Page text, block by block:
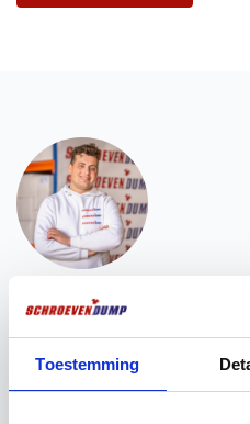
Toestemming
Vous voulez ? Nous
aider !
Vous avez besoin d'une